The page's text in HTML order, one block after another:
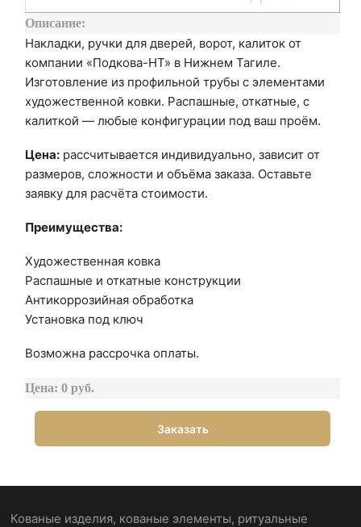
Описание:
Накладки, ручки для дверей, ворот, калиток от
компании «Подкова-НТ» в Нижнем Тагиле.
Изготовление из профильной трубы с элементами
художественной ковки. Распашные, откатные, с
калиткой — любые конфигурации под ваш проём.
Цена: рассчитывается индивидуально, зависит от
размеров, сложности и объёма заказа. Оставьте
заявку для расчёта стоимости.
Преимущества:
Художественная ковка
Распашные и откатные конструкции
Антикоррозийная обработка
Установка под ключ
Возможна рассрочка оплаты.
Цена: 0 руб.
Заказать
Кованые изделия, кованые элементы, ритуальные